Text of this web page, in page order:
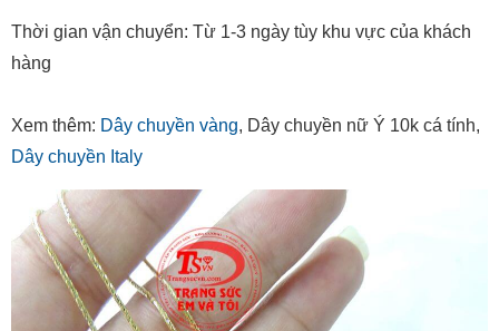
Thời gian vận chuyển: Từ 1-3 ngày tùy khu vực của khách
hàng
Xem thêm: Dây chuyền vàng, Dây chuyền nữ Ý 10k cá tính,
Dây chuyền Italy